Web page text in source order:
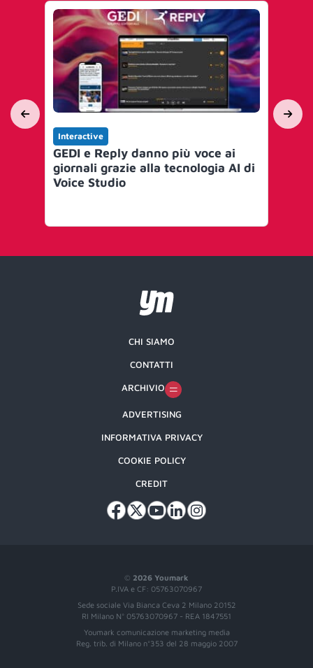
Interactive
GEDI e Reply danno più voce ai
giornali grazie alla tecnologia AI di
Voice Studio
© 2026 Youmark
P.IVA e CF: 05763070967
Sede sociale Via Bianca Ceva 2 Milano 20152
RI Milano N° 05763070967 - REA 1847551
Youmark comunicazione marketing media
Reg. trib. di Milano n°353 del 28 maggio 2007
CHI SIAMO
CONTATTI
ARCHIVIO
ADVERTISING
INFORMATIVA PRIVACY
COOKIE POLICY
CREDIT